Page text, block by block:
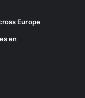
Europe
en